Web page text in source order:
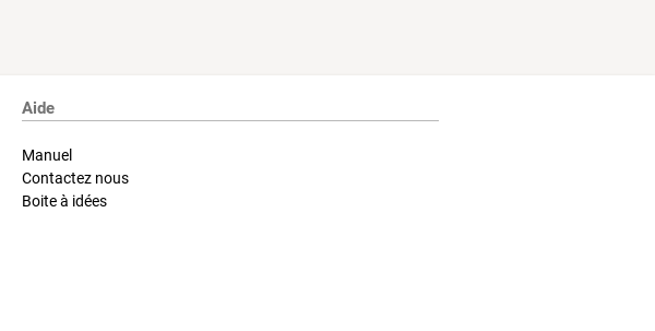
Aide
Manuel
Contactez nous
Boite à idées